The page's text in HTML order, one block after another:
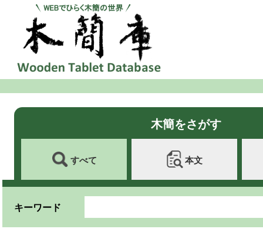
木簡をさがす
すべて 本文
キーワード